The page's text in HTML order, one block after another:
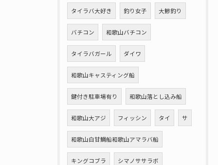
タイラバ大好き 釣り女子 大鯵釣り
バチコン 和歌山バチコン
タイラバガール ダイワ
和歌山キャスティング船
鍵付き駐車場有り 和歌山落とし込み船
和歌山大アジ フィッシン タイ サ
和歌山白甘鯛船和歌山アマラバ船
キングコブラ シマノササラボ